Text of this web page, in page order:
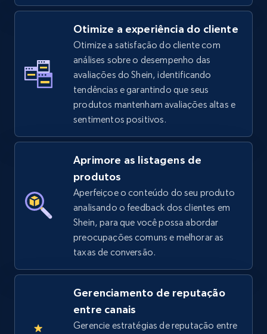
668+ Comece agora
TikTok Shop - discover records by shop url
URL, Title, Available, Description, Currency, Initial
price, Final price, Discount percent, and more.
Amazon sellers info
Seller id, URL, Seller name, Description, Detailed
info, Stars, Feedbacks, Return policy, and more.
2.5K+ 378+ Comece agora
eBay
Otimize a experiência do cliente
Otimize a satisfação do cliente com
análises sobre o desempenho das
avaliações do Shein, identificando
tendências e garantindo que seus
produtos mantenham avaliações altas e
sentimentos positivos.
Aprimore as listagens de
produtos
Aperfeiçoe o conteúdo do seu produto
analisando o feedback dos clientes em
Shein, para que você possa abordar
preocupações comuns e melhorar as
taxas de conversão.
Gerenciamento de reputação
entre canais
Gerencie estratégias de reputação entre